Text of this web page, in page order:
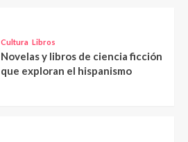
Cultura Libros
Novelas y libros de ciencia ficción
que exploran el hispanismo